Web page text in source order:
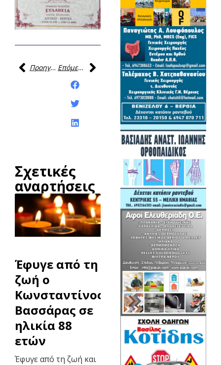
Προηγούμενη
Επόμενη
Σχετικές
αναρτήσεις
Έφυγε από τη
ζωή ο
Κωνσταντίνος
Βασσάρας σε
ηλικία 88
ετών
Έφυγε από τη ζωή και